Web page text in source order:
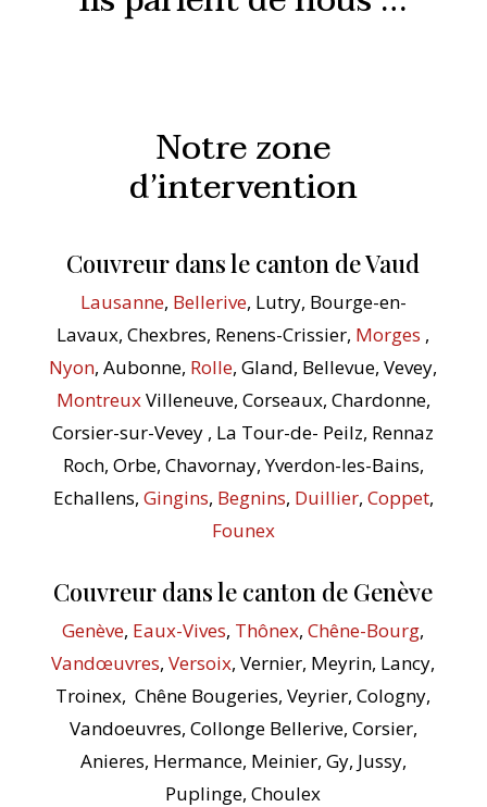
Notre zone
d’intervention
Couvreur dans le canton de Vaud
Lausanne, Bellerive, Lutry, Bourge-en-
Lavaux, Chexbres, Renens-Crissier, Morges ,
Nyon, Aubonne, Rolle, Gland, Bellevue, Vevey,
MontreuxVilleneuve, Corseaux, Chardonne,
Corsier-sur-Vevey , La Tour-de- Peilz, Rennaz
Roch, Orbe, Chavornay, Yverdon-les-Bains,
Echallens, Gingins, Begnins, Duillier, Coppet,
Founex
Couvreur dans le canton de Genève
Genève, Eaux-Vives, Thônex,Chêne-Bourg,
Vandœuvres,Versoix, Vernier, Meyrin, Lancy,
Troinex, Chêne Bougeries, Veyrier, Cologny,
Vandoeuvres, Collonge Bellerive, Corsier,
Anieres, Hermance, Meinier, Gy, Jussy,
Puplinge, Choulex